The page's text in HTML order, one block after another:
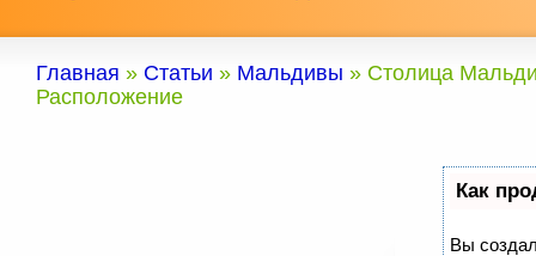
Главная » Статьи » Мальдивы » Столица
Расположение
Как
Вы